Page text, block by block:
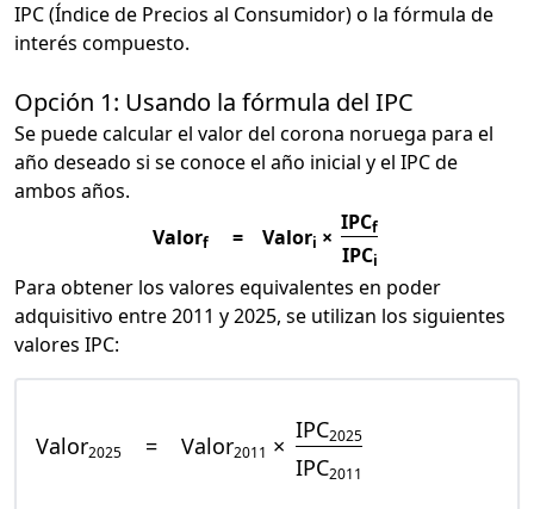
IPC (Índice de Precios al Consumidor) o la fórmula de
interés compuesto.
Opción 1: Usando la fórmula del IPC
Se puede calcular el valor del corona noruega para el
año deseado si se conoce el año inicial y el IPC de
ambos años.
Valorf = Valori ×
IPCf
IPCi
Para obtener los valores equivalentes en poder
adquisitivo entre 2011 y 2025, se utilizan los siguientes
valores IPC:
Valor2025 = Valor2011 ×
IPC2025
IPC2011